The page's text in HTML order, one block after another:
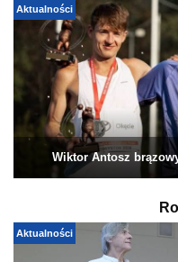
Aktualności
Wiktor Antosz
Aktualności